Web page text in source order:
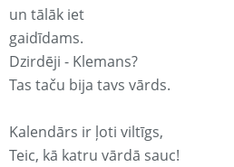
un tālāk iet
gaidīdams.
Dzirdēji - Klemans?
Tas taču bija tavs vārds.
Kalendārs ir ļoti viltīgs,
Teic, kā katru vārdā sauc!